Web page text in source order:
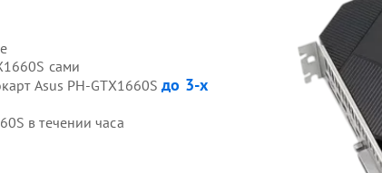
сами
Asus PH-GTX1660Sдо 3-х
в течении часа